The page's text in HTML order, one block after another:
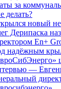
за
делать?
новый
Дерипаска
En+
надёжным
—